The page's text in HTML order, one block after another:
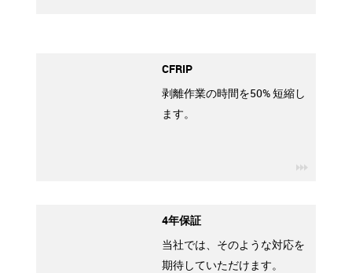
CFRIP
剥離作業の時間を50% 短縮し
ます。
4年保証
当社では、そのような対応を
期待していただけます。